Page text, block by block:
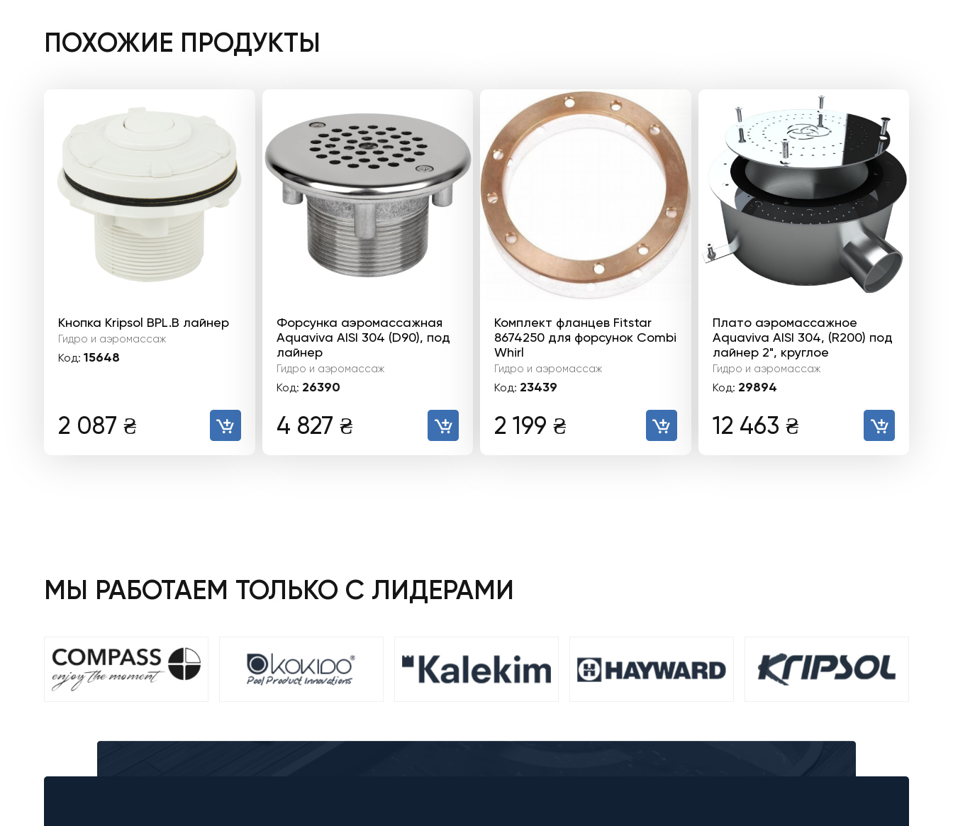
ПОХОЖИЕ ПРОДУКТЫ
Кнопка Kripsol BPL.B лайнер
Гидро и аэромассаж
Код: 15648
2 087 ₴
Форсунка аэромассажная
Aquaviva AISI 304 (D90), под
лайнер
Гидро и аэромассаж
Код: 26390
4 827 ₴
Комплект фланцев Fitstar
8674250 для форсунок Combi
Whirl
Гидро и аэромассаж
Код: 23439
2 199 ₴
Плато аэромассажное
Aquaviva AISI 304, (R200) ​​под
лайнер 2", круглое
Гидро и аэромассаж
Код: 29894
12 463 ₴
МЫ РАБОТАЕМ ТОЛЬКО С ЛИДЕРАМИ